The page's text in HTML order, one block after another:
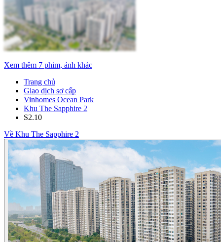
Xem thêm 7 phim, ảnh khác
Trang chủ
Giao dịch sơ cấp
Vinhomes Ocean Park
Khu The Sapphire 2
S2.10
Về Khu The Sapphire 2